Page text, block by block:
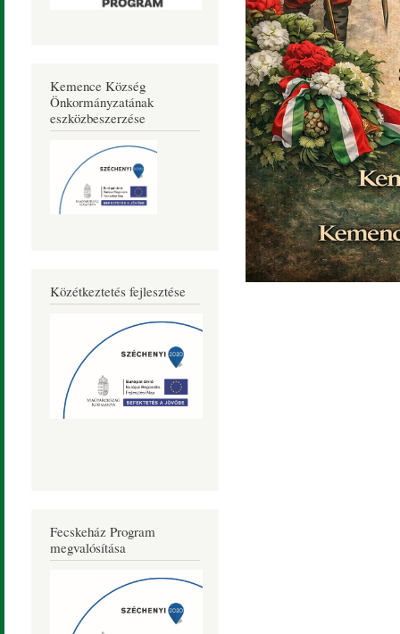
Kemence Község
Önkormányzatának
eszközbeszerzése
Közétkeztetés fejlesztése
Fecskeház Program
megvalósítása